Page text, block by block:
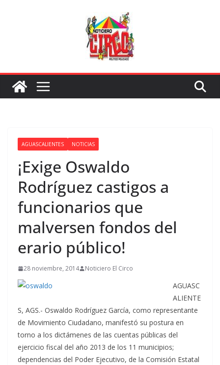
AGUASCALIENTES NOTICIAS
¡Exige Oswaldo
Rodríguez castigos a
funcionarios que
malversen fondos del
erario público!
28 noviembre, 2014 Noticiero El Circo
AGUASC
ALIENTE
S, AGS.- Oswaldo Rodríguez García, como representante
de Movimiento Ciudadano, manifestó su postura en
torno a los dictámenes de las cuentas públicas del
ejercicio fiscal del año 2013 de los 11 municipios;
dependencias del Poder Ejecutivo, de la Comisión Estatal